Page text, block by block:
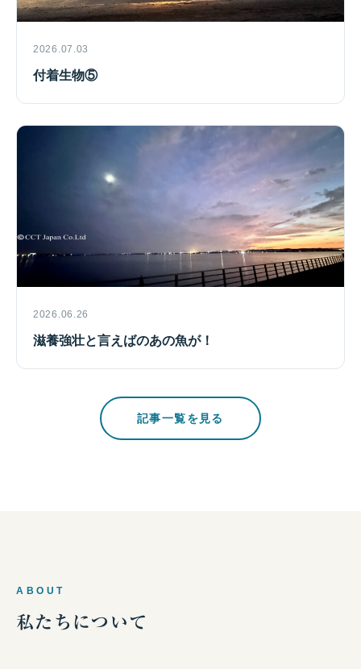
2026.07.03
付着生物⑤
2026.06.26
滋養強壮と言えばのあの魚が！
記事一覧を見る
ABOUT
私たちについて